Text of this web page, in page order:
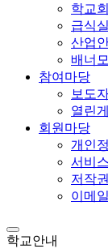
학교
급식실
산업
배너
참여마당
보도
열린
회원마당
개인
서비
저작
이메
학교안내